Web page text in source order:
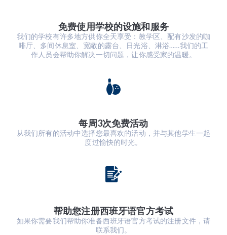
免费使用学校的设施和服务
我们的学校有许多地方供你全天享受：教学区、配有沙发的咖
啡厅、多间休息室、宽敞的露台、日光浴、淋浴……我们的工
作人员会帮助你解决一切问题，让你感受家的温暖。
每周3次免费活动
从我们所有的活动中选择您最喜欢的活动，并与其他学生一起
度过愉快的时光。
帮助您注册西班牙语官方考试
如果你需要我们帮助你准备西班牙语官方考试的注册文件，请
联系我们。